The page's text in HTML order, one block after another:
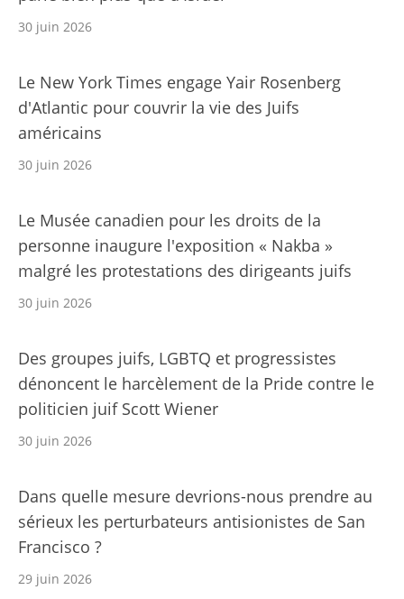
30 juin 2026
Le New York Times engage Yair Rosenberg
d'Atlantic pour couvrir la vie des Juifs
américains
30 juin 2026
Le Musée canadien pour les droits de la
personne inaugure l'exposition « Nakba »
malgré les protestations des dirigeants juifs
30 juin 2026
Des groupes juifs, LGBTQ et progressistes
dénoncent le harcèlement de la Pride contre le
politicien juif Scott Wiener
30 juin 2026
Dans quelle mesure devrions-nous prendre au
sérieux les perturbateurs antisionistes de San
Francisco ?
29 juin 2026